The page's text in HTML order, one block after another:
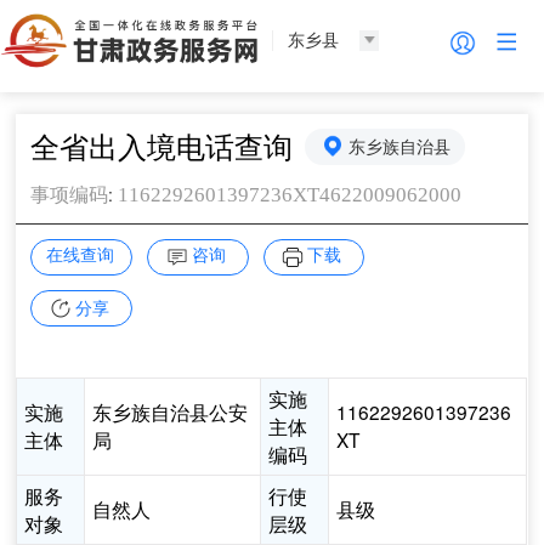
东乡县
全省出入境电话查询 东乡族自治县
事项编码: 1162292601397236XT4622009062000
在线查询 咨询 下载
分享
实施
主体
东乡族自治县公安
局
实施
主体
编码
1162292601397236
XT
服务
对象
自然人
行使
层级
县级